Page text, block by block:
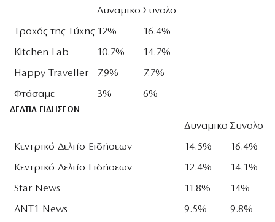
Δυναμικο Συνολο
Τροχός της Τύχης 12%
16.4%
Kitchen Lab
10.7%
14.7%
Happy Traveller
7.9%
7.7%
Φτάσαμε
3% 6%
ΔΕΛΤΙΑ ΕΙΔΗΣΕΩΝ
Δυναμικο Συνολο
Κεντρικό Δελτίο Ειδήσεων
14.5%
16.4%
Κεντρικό Δελτίο Ειδήσεων
12.4%
14.1%
Star News
11.8%
14%
ANT1 News
9.5%
9.8%